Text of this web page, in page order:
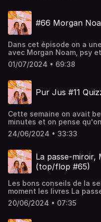
#66 Morgan
Dans cet épisode on a
avec Morgan Noam, psy
sur les questions LGBT.
de cette sombre période
Bardella et Lepen. Il nous
de psy qui propose un
demandé si l'argent
étoiles ! Retrouvez-nous
@camilletjustine.
par Acast. Visitez
d'informations.
01/07/2024 • 69:38
Pur Jus #11
Cette semaine on avait
minutes et on pense
s'est chacune prévues
culture des années 2000
vous branche.Musique
épisode vous plait dites-
étoiles ! Retrouvez-nous
acast.com/privacy pour
24/06/2024 • 33:33
La passe-miroir,
(top/flop #65)
Les bons conseils de la
moment les livres La
une saga fantaisiste
magiques et des
20/06/2024 • 07:35